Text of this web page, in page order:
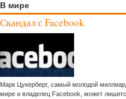
В мире
Скандал с Facebook
Марк Цукерберг, самый молодой
мире и владелец Facebook, может